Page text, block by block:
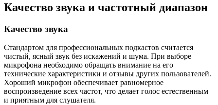
Качество звука и частотный диапазон
Качество звука
Стандартом для профессиональных подкастов считается
чистый, ясный звук без искажений и шума. При выборе
микрофона необходимо обращать внимание на его
технические характеристики и отзывы других пользователей.
Хороший микрофон обеспечивает равномерное
воспроизведение всех частот, что делает голос естественным
и приятным для слушателя.